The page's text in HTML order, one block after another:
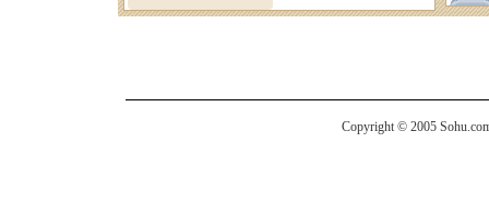
Copyright © 2005